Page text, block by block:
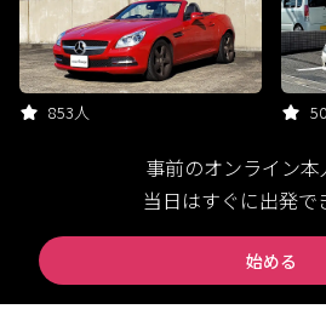
853人
事前のオンライン本
当日はすぐに出発
始める